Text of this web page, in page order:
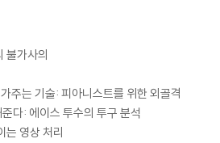
불가사의
주는 기술: 피아니스트를 위한 외골격
다: 에이스 투수의 투구 분석
는 영상 처리